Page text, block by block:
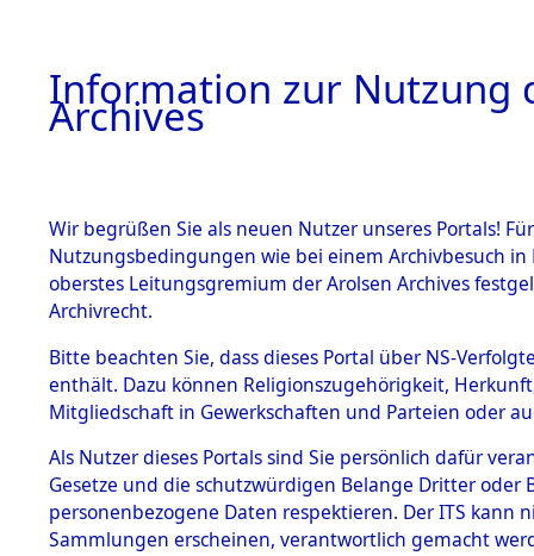
BESTÄNDE
1.
mente
5. Verschiedenes
5.3
Todesmärsche
Höxter→
Information zur Nutzung
Archives
Wir begrüßen Sie als neuen Nutzer unseres Portals!
Nutzungsbedingungen wie bei einem Archivbesuch
oberstes Leitungsgremium der Arolsen Archives
Archivrecht.
Bitte beachten Sie, dass dieses Portal über NS-
enthält. Dazu können Religionszugehörigkeit,
Mitgliedschaft in Gewerkschaften und Parteien oder
Als Nutzer dieses Portals sind Sie persönlich dafür
Gesetze und die schutzwürdigen Belange Dritter
personenbezogene Daten respektieren. Der ITS
Sammlungen erscheinen, verantwortlich gemacht